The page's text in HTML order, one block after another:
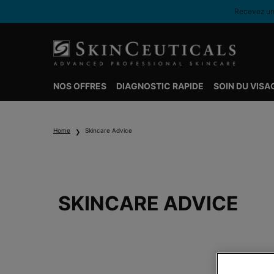
Recevez
NOS OFFRES DIAGNOSTIC RAPIDE SOIN DU
Home Skincare Advice
SKINCARE ADVICE